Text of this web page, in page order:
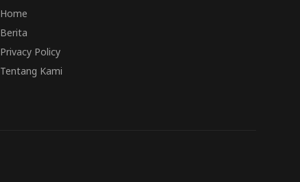
Home
Berita
Privacy Policy
Tentang Kami